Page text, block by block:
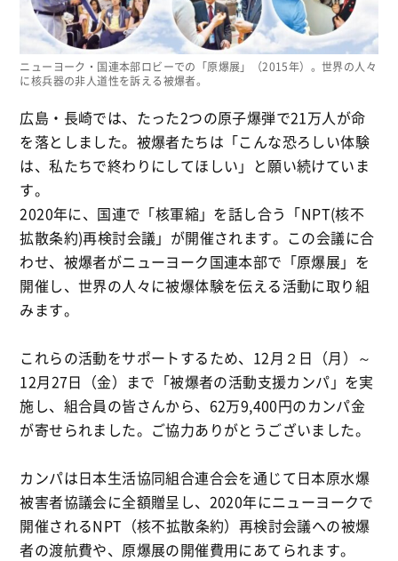
ニューヨーク・国連本部ロビーでの「原爆展」（2015年）。世界の人々
に核兵器の非人道性を訴える被爆者。
広島・長崎では、たった2つの原子爆弾で21万人が命
を落としました。被爆者たちは「こんな恐ろしい体験
は、私たちで終わりにしてほしい」と願い続けていま
す。
2020年に、国連で「核軍縮」を話し合う「NPT(核不
拡散条約)再検討会議」が開催されます。この会議に合
わせ、被爆者がニューヨーク国連本部で「原爆展」を
開催し、世界の人々に被爆体験を伝える活動に取り組
みます。
これらの活動をサポートするため、12月２日（月）～
12月27日（金）まで「被爆者の活動支援カンパ」を実
施し、組合員の皆さんから、62万9,400円のカンパ金
が寄せられました。ご協力ありがとうございました。
カンパは日本生活協同組合連合会を通じて日本原水爆
被害者協議会に全額贈呈し、2020年にニューヨークで
開催されるNPT（核不拡散条約）再検討会議への被爆
者の渡航費や、原爆展の開催費用にあてられます。